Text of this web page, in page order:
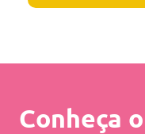
Conheça